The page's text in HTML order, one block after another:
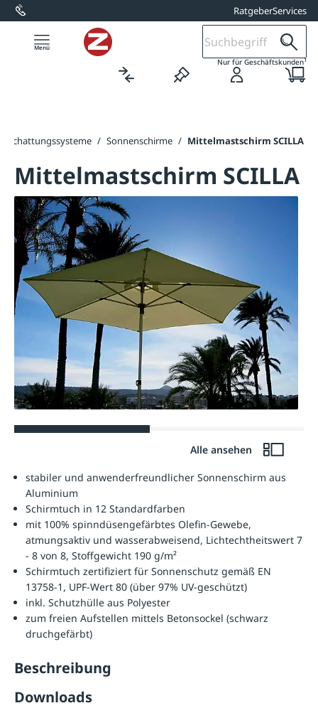
springen RatgeberServices
Nur für Geschäftskunden1
/ Sonnenschirme / Mittelmastschirm SCILLA
Mittelmastschirm SCILLA
Alle ansehen
stabiler und anwenderfreundlicher Sonnenschirm aus
Aluminium
Schirmtuch in 12 Standardfarben
mit 100% spinndüsengefärbtes Olefin-Gewebe,
atmungsaktiv und wasserabweisend, Lichtechtheitswert 7
- 8 von 8, Stoffgewicht 190 g/m²
Schirmtuch zertifiziert für Sonnenschutz gemäß EN
13758-1, UPF-Wert 80 (über 97% UV-geschützt)
inkl. Schutzhülle aus Polyester
zum freien Aufstellen mittels Betonsockel (schwarz
druchgefärbt)
Beschreibung
Downloads